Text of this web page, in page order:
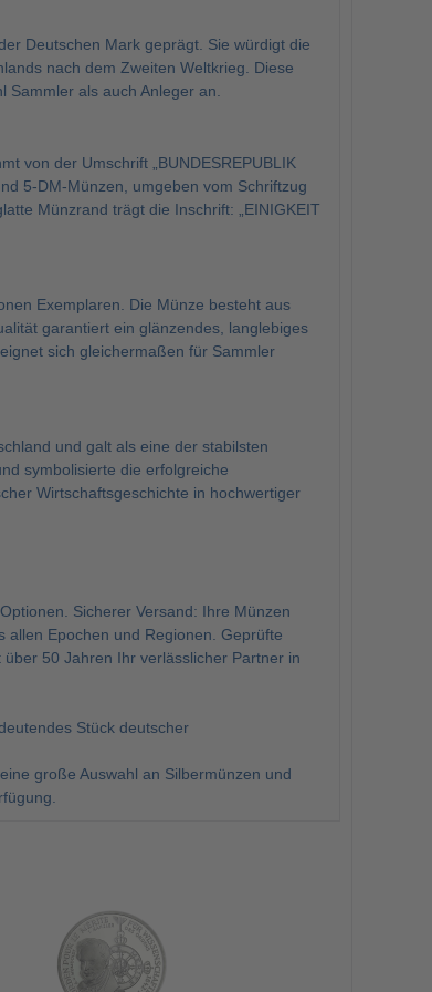
Deutschen Mark geprägt. Sie würdigt die
nach dem Zweiten Weltkrieg. Diese
als auch Anleger an.
von der Umschrift „BUNDESREPUBLIK
5-DM-Münzen, umgeben vom Schriftzug
Münzrand trägt die Inschrift: „EINIGKEIT
Exemplaren. Die Münze besteht aus
garantiert ein glänzendes, langlebiges
sich gleichermaßen für Sammler
und galt als eine der stabilsten
symbolisierte die erfolgreiche
Wirtschaftsgeschichte in hochwertiger
Sicherer Versand: Ihre Münzen
allen Epochen und Regionen. Geprüfte
50 Jahren Ihr verlässlicher Partner in
Stück deutscher
große Auswahl an Silbermünzen und